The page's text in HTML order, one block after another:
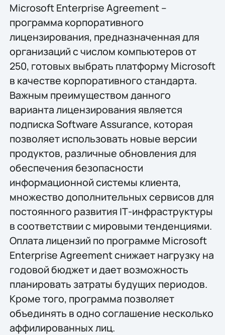
Microsoft Enterprise Agreement –
программа корпоративного
лицензирования, предназначенная для
организаций с числом компьютеров от
250, готовых выбрать платформу Microsoft
в качестве корпоративного стандарта.
Важным преимуществом данного
варианта лицензирования является
подписка Software Assurance, которая
позволяет использовать новые версии
продуктов, различные обновления для
обеспечения безопасности
информационной системы клиента,
множество дополнительных сервисов для
постоянного развития IТ-инфраструктуры
в соответствии с мировыми тенденциями.
Оплата лицензий по программе Microsoft
Enterprise Agreement снижает нагрузку на
годовой бюджет и дает возможность
планировать затраты будущих периодов.
Кроме того, программа позволяет
объединять в одно соглашение несколько
аффилированных лиц.